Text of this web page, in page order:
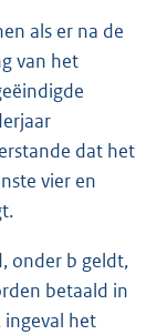
als er na de
van het
dat het
vier en
onder b geldt,
betaald in
het